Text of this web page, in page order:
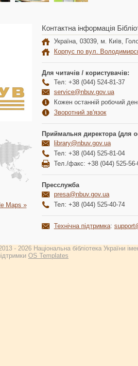
Maps »
Контактна інформація
Україна, 03039, м. Київ,
Корпус по вул.
Для читачів / користувачів:
Тел: +38 (044) 524-81-37
service@nbuv.gov.ua
Кожен останній робочий
Зворотний зв'язок
Приймальня директора (для
library@nbuv.gov.ua
Тел: +38 (044) 525-81-04
Тел./факс: +38 (044) 525-56-
Пресслужба
presa@nbuv.gov.ua
Тел: +38 (044) 525-40-74
Технічна підтримка:
- 2026 Національна бібліотека України
OS Templates